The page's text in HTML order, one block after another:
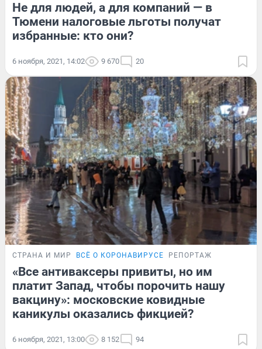
Не для людей, а для компаний — в
Тюмени налоговые льготы получат
избранные: кто они?
6 ноября, 2021, 14:02 9 670 20
СТРАНА И МИР ВСЁ О КОРОНАВИРУСЕ РЕПОРТАЖ
«Все антиваксеры привиты, но им
платит Запад, чтобы порочить нашу
вакцину»: московские ковидные
каникулы оказались фикцией?
6 ноября, 2021, 13:00 8 152 94